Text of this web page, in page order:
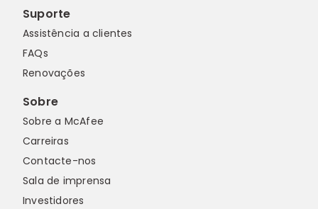
Suporte
Assistência a clientes
FAQs
Renovações
Sobre
Sobre a McAfee
Carreiras
Contacte-nos
Sala de imprensa
Investidores